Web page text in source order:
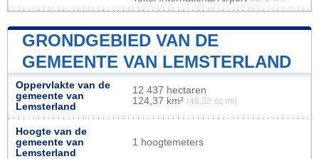
GRONDGEBIED VAN DE
GEMEENTE VAN LEMSTERLAND
Oppervlakte van de
gemeente van
Lemsterland
12 437 hectaren
124,37 km² (48,02 sq mi)
Hoogte van de
gemeente van
Lemsterland
1 hoogtemeters